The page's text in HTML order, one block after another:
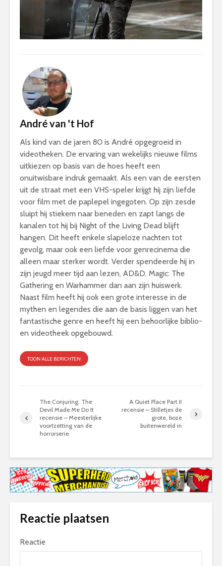
André van 't Hof
Als kind van de jaren 80 is André opgegroeid in
videotheken. De ervaring van wekelijks nieuwe films
uitkiezen op basis van de hoes heeft een
onuitwisbare indruk gemaakt. Als een van de eersten
uit de straat met een VHS-speler krijgt hij zijn liefde
voor film met de paplepel ingegoten. Op zijn zesde
sluipt hij stiekem naar beneden en zapt langs de
kanalen tot hij bij Night of the Living Dead blijft
hangen. Dit heeft enkele slapeloze nachten tot
gevolg, maar ook een liefde voor genrecinema die
alleen maar sterker wordt. Verder spendeerde hij in
zijn jeugd meer tijd aan lezen, AD&D, Magic: The
Gathering en Warhammer dan aan zijn huiswerk.
Naast film heeft hij ook een grote interesse in de
mythen en legendes die aan de basis liggen van het
fantastische genre en heeft hij een behoorlijke biblio-
en videotheek opgebouwd.
TOON ALLE BERICHTEN
The Conjuring: The
Devil Made Me Do It
recensie – Meesterlijke
voortzetting van de
horrorserie
A Quiet Place Part II
recensie – Stilletjes de
grote, boze
buitenwereld in
Reactie plaatsen
Reactie